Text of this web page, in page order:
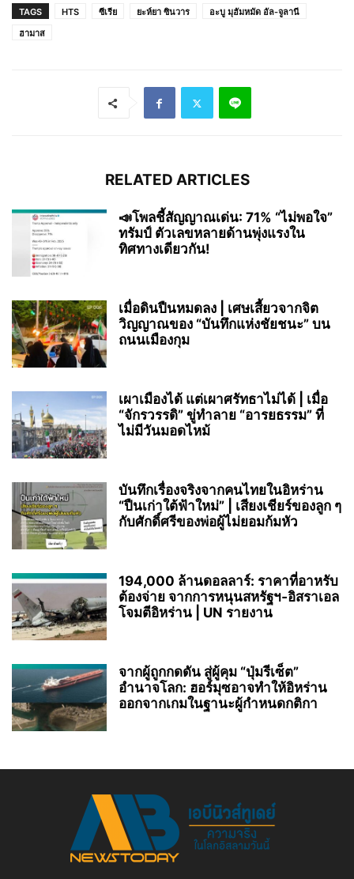
TAGS HTS ซีเรีย ยะห์ยา ซินวาร
อะบู มุฮัมหมัด อัล-จูลานี
ฮามาส
RELATED ARTICLES
📣โพลชี้สัญญาณเด่น: 71% “ไม่พอใจ”
ทรัมป์ ตัวเลขหลายด้านพุ่งแรงใน
ทิศทางเดียวกัน!
เมื่อดินปืนหมดลง | เศษเสี้ยวจากจิต
วิญญาณของ “บันทึกแห่งชัยชนะ” บน
ถนนเมืองกุม
เผาเมืองได้ แต่เผาศรัทธาไม่ได้ | เมื่อ
“จักรวรรดิ” ขู่ทำลาย “อารยธรรม” ที่
ไม่มีวันมอดไหม้
บันทึกเรื่องจริงจากคนไทยในอิหร่าน
“ปืนเก่าใต้ฟ้าใหม่” | เสียงเชียร์ของลูก ๆ
กับศักดิ์ศรีของพ่อผู้ไม่ยอมก้มหัว
194,000 ล้านดอลลาร์: ราคาที่อาหรับ
ต้องจ่าย จากการหนุนสหรัฐฯ‑อิสราเอล
โจมตีอิหร่าน | UN รายงาน
จากผู้ถูกกดดัน สู่ผู้คุม “ปุ่มรีเซ็ต”
อำนาจโลก: ฮอร์มุซอาจทำให้อิหร่าน
ออกจากเกมในฐานะผู้กำหนดกติกา